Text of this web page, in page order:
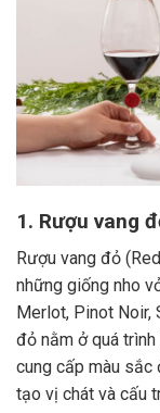
1. Rượu vang
Rượu vang đỏ
những giống nho
Merlot, Pinot
đỏ nằm ở quá
cung cấp màu sắc
tạo vị chát và cấu